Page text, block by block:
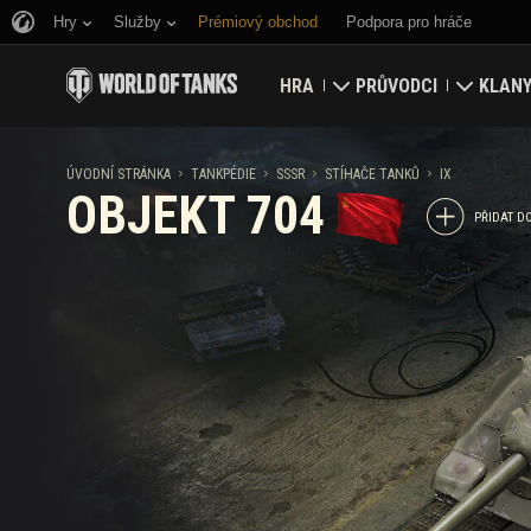
Hry Služby Prémiový obchod Podpora pro hráče
HRA
Uplatnění bonusových kódů
Novinky
Hodnocení
Aktualizace
Tankpédie
Hudba
PRŮVODCI
Obecný průvodce
Herní ekonomika
Zabezpečení účtu
Úspěchy
Zásady poctivé hry
Wargaming.net Game
KLANY
ÚVODNÍ STRÁNKA TANKPÉDIE SSSR STÍHAČE TANKŮ IX
OBJEKT 704 PŘIDAT